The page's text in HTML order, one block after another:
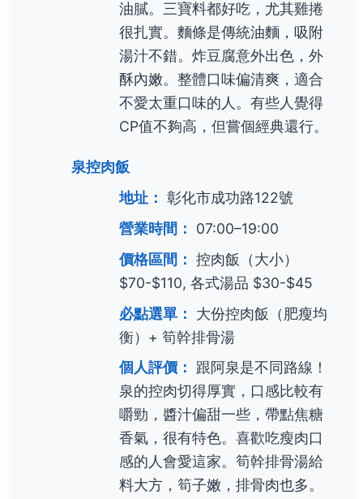
油膩。三寶料都好吃，尤其雞捲
很扎實。麵條是傳統油麵，吸附
湯汁不錯。炸豆腐意外出色，外
酥內嫩。整體口味偏清爽，適合
不愛太重口味的人。有些人覺得
CP值不夠高，但嘗個經典還行。
泉控肉飯
地址： 彰化市成功路122號
營業時間：
07:00–19:00
價格區間： 控肉飯（大小）
$70-$110, 各式湯品 $30-$45
必點選單：
大份控肉飯（肥瘦均
衡）+ 筍幹排骨湯
個人評價：
跟阿泉是不同路線！
泉的控肉切得厚實，口感比較有
嚼勁，醬汁偏甜一些，帶點焦糖
香氣，很有特色。喜歡吃瘦肉口
感的人會愛這家。筍幹排骨湯給
料大方，筍子嫩，排骨肉也多。